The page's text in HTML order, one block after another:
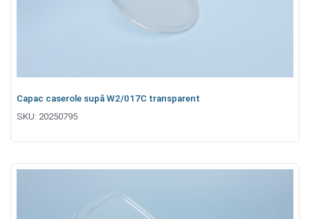
Capac caserole supă W2/017C transparent
SKU: 20250795